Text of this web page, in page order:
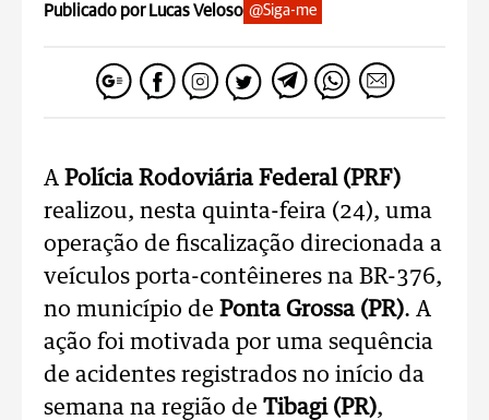
Publicado por Lucas Veloso @Siga-me
A Polícia Rodoviária Federal (PRF)
realizou, nesta quinta-feira (24), uma
operação de fiscalização direcionada a
veículos porta-contêineres na BR-376,
no município de Ponta Grossa (PR). A
ação foi motivada por uma sequência
de acidentes registrados no início da
semana na região de Tibagi (PR),